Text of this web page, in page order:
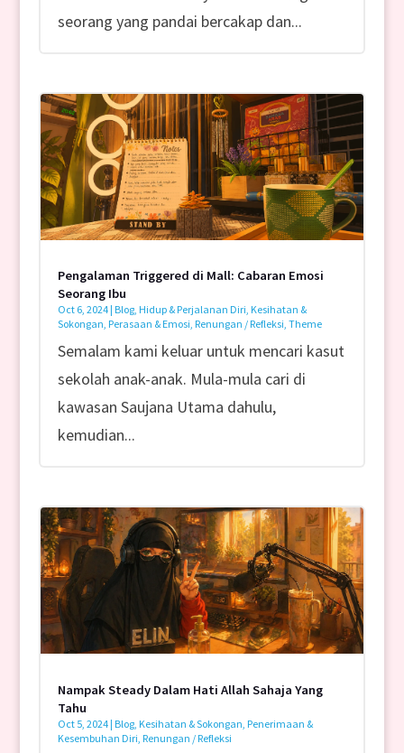
seorang yang pandai bercakap dan...
Pengalaman Triggered di Mall: Cabaran Emosi
Seorang Ibu
Oct 6, 2024| Blog, Hidup & Perjalanan Diri, Kesihatan &
Sokongan, Perasaan & Emosi, Renungan / Refleksi, Theme
Semalam kami keluar untuk mencari kasut
sekolah anak-anak. Mula-mula cari di
kawasan Saujana Utama dahulu,
kemudian...
Nampak Steady Dalam Hati Allah Sahaja Yang
Tahu
Oct 5, 2024| Blog, Kesihatan & Sokongan Penerimaan &
Kesembuhan Diri Renungan / Refleksi